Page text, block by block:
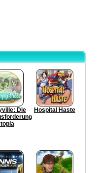
Die
Hospital Haste